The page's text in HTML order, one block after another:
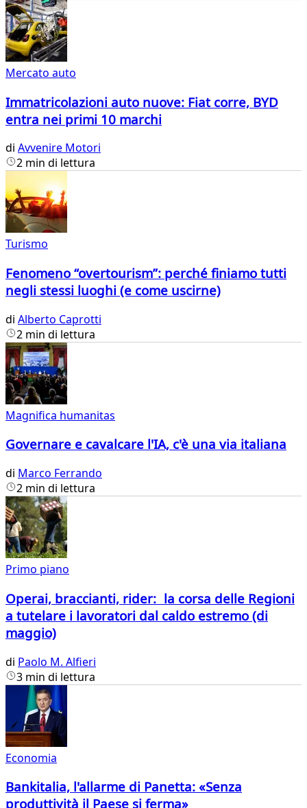
Mercato auto
Immatricolazioni auto nuove: Fiat corre, BYD
entra nei primi 10 marchi
di Avvenire Motori
2 min di lettura
Turismo
Fenomeno “overtourism”: perché finiamo tutti
negli stessi luoghi (e come uscirne)
di Alberto Caprotti
2 min di lettura
Magnifica humanitas
Governare e cavalcare l'IA, c'è una via italiana
di Marco Ferrando
2 min di lettura
Primo piano
Operai, braccianti, rider: la corsa delle Regioni
a tutelare i lavoratori dal caldo estremo (di
maggio)
di Paolo M. Alfieri
3 min di lettura
Economia
Bankitalia, l'allarme di Panetta: «Senza
produttività il Paese si ferma»